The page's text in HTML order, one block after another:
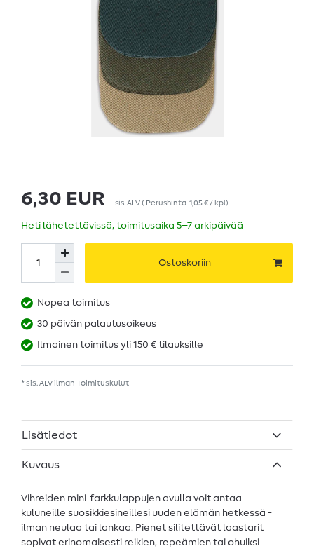
6,30 EUR sis. ALV( Perushinta 1,05 € / kpl)
Heti lähetettävissä, toimitusaika 5–7 arkipäivää
Ostoskoriin
Nopea toimitus
30 päivän palautusoikeus
Ilmainen toimitus yli 150 € tilauksille
* sis. ALV ilman Toimituskulut
Lisätiedot
Kuvaus
Vihreiden mini-farkkulappujen avulla voit antaa
kuluneille suosikkiesineillesi uuden elämän hetkessä -
ilman neulaa tai lankaa. Pienet silitettävät laastarit
sopivat erinomaisesti reikien, repeämien tai ohuiksi